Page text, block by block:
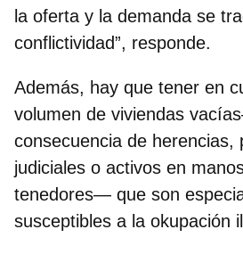
la oferta y la demanda se
conflictividad”, responde.
Además, hay que tener en
volumen de viviendas vacías
consecuencia de herencias,
judiciales o activos en
tenedores— que son
susceptibles a la okupación